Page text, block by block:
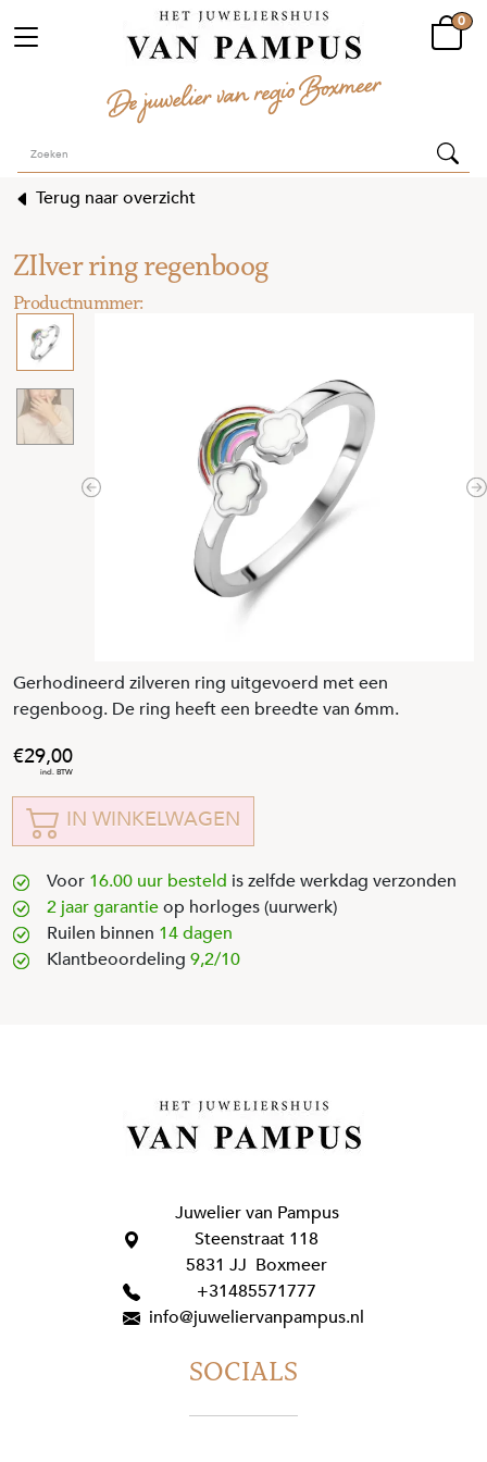
0
Terug naar overzicht
ZIlver ring regenboog
Previous
Gerhodineerd zilveren ring uitgevoerd met een
regenboog. De ring heeft een breedte van 6mm.
29,00
IN WINKELWAGEN
Voor 16.00 uur besteld is zelfde werkdag verzonden
2 jaar garantieop horloges (uurwerk)
Ruilen binnen 14 dagen
Klantbeoordeling 9,2/10
Juwelier van Pampus
Steenstraat 118
5831 JJ Boxmeer
+31485571777
info@juweliervanpampus.nl
SOCIALS